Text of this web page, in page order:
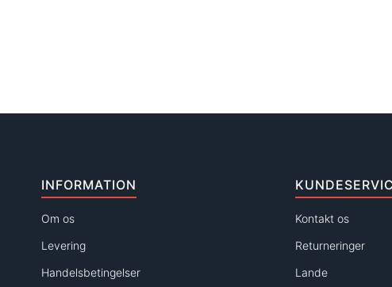
INFORMATION
Om os
Levering
Handelsbetingelser
Kontakt os
Returneringer
Lande